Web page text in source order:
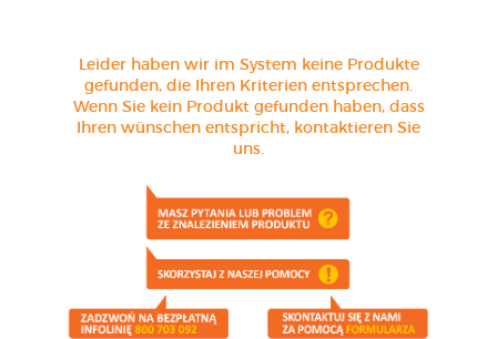
Leider haben wir im System keine Produkte
gefunden, die Ihren Kriterien entsprechen.
Wenn Sie kein Produkt gefunden haben, dass
Ihren wünschen entspricht, kontaktieren Sie
uns.